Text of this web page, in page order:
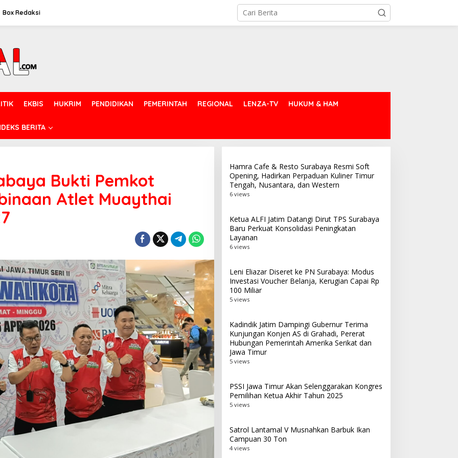
Box Redaksi
EKBIS HUKRIM PENDIDIKAN PEMERINTAH REGIONAL LENZA-TV HUKUM & HAM
BERITA
Bukti Pemkot
Atlet Muaythai
Hamra Cafe & Resto Surabaya Resmi Soft
Opening, Hadirkan Perpaduan Kuliner Timur
Tengah, Nusantara, dan Western
6 views
Ketua ALFI Jatim Datangi Dirut TPS Surabaya
Baru Perkuat Konsolidasi Peningkatan
Layanan
6 views
Leni Eliazar Diseret ke PN Surabaya: Modus
Investasi Voucher Belanja, Kerugian Capai Rp
100 Miliar
5 views
Kadindik Jatim Dampingi Gubernur Terima
Kunjungan Konjen AS di Grahadi, Pererat
Hubungan Pemerintah Amerika Serikat dan
Jawa Timur
5 views
PSSI Jawa Timur Akan Selenggarakan Kongres
Pemilihan Ketua Akhir Tahun 2025
5 views
Satrol Lantamal V Musnahkan Barbuk Ikan
Campuan 30 Ton
4 views